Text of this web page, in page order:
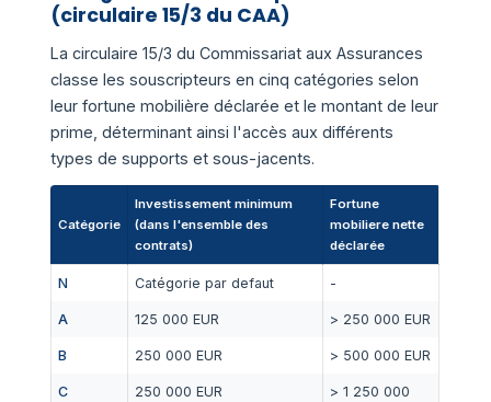
(circulaire 15/3 du CAA)
La circulaire 15/3 du Commissariat aux Assurances
classe les souscripteurs en cinq catégories selon
leur fortune mobilière déclarée et le montant de leur
prime, déterminant ainsi l'accès aux différents
types de supports et sous-jacents.
Catégorie
Investissement minimum
(dans l'ensemble des
contrats)
Fortune
mobiliere nette
déclarée
N Catégorie par defaut -
A 125 000 EUR > 250 000 EUR
B 250 000 EUR > 500 000 EUR
C 250 000 EUR
> 1 250 000